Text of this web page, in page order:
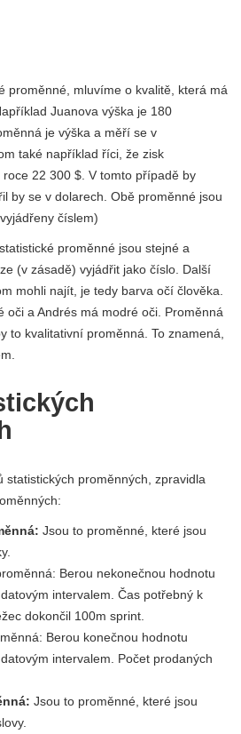
proměnné, mluvíme o kvalitě, která má
Juanova výška je 180
je výška a měří se v
také například říci, že zisk
22 300 $. V tomto případě by
by se v dolarech. Obě proměnné jsou
číslem)
proměnné jsou stejné a
(v zásadě) vyjádřit jako číslo. Další
mohli najít, je tedy barva očí člověka.
oči a Andrés má modré oči. Proměnná
to kvalitativní proměnná. To znamená,
statistických proměnných, zpravidla
Jsou to proměnné, které jsou
Berou nekonečnou hodnotu
intervalem. Čas potřebný k
dokončil 100m sprint.
Berou konečnou hodnotu
intervalem. Počet prodaných
Jsou to proměnné, které jsou